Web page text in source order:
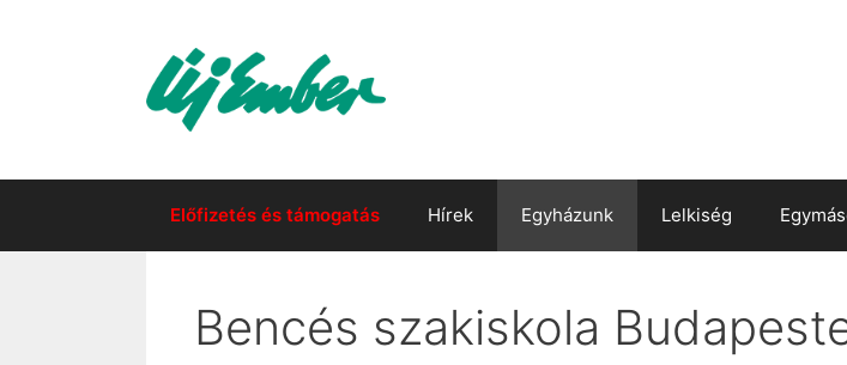
Előfizetés és támogatás Hírek Egyházunk Lelkiség
Bencés szakiskola